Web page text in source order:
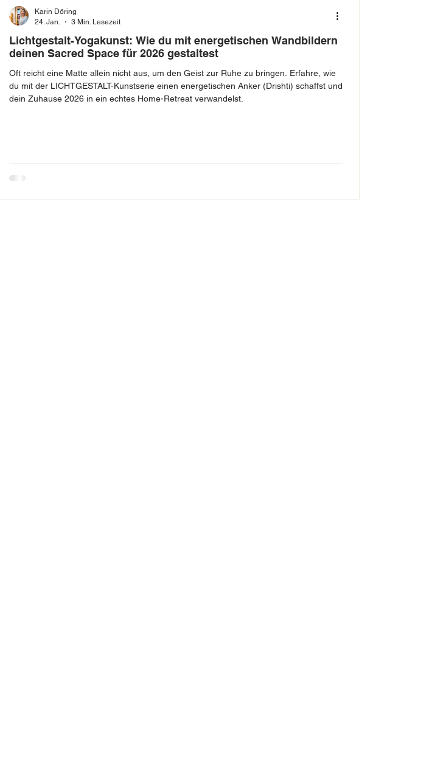
Lichtgestalt-Yogakunst: Wie du mit energetischen Wandbildern
deinen Sacred Space für 2026 gestaltest
Oft reicht eine Matte allein nicht aus, um den Geist zur Ruhe zu bringen. Erfahre, wie
du mit der LICHTGESTALT-Kunstserie einen energetischen Anker (Drishti) schaffst und
dein Zuhause 2026 in ein echtes Home-Retreat verwandelst.
Karin Döring
24. Jan.
3 Min. Lesezeit